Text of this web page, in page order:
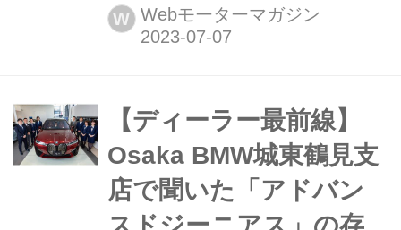
る富士ジーワイ商事が、群馬県前橋市
に「BYD オート(AUTO)前橋」をオー
W Webモーターマガジン
【ディーラー最前線】
Osaka BMW城東鶴見支
店で聞いた「アドバン